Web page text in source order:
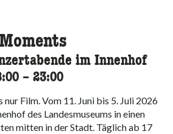
im Innenhof
accessibility.time_to
– 23:00
Film. Vom 11. Juni bis 5. Juli 2026
des Landesmuseums in einen
mitten in der Stadt. Täglich ab 17